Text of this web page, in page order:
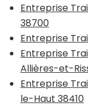
Entreprise
38700
Entreprise
Entreprise
Allières-et-
Entreprise
le-Haut 38410